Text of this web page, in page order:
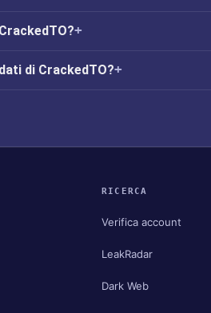
di CrackedTO?
RICERCA
Verifica account
LeakRadar
Dark Web